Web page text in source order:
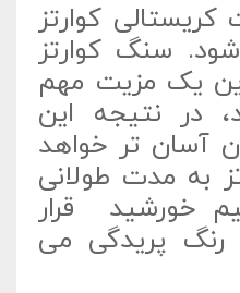
کوارتز
سنگ کوارتز
یک مزیت مهم
در نتیجه این
آسان تر خواهد
به مدت طولانی
خورشید قرار
پریدگی می